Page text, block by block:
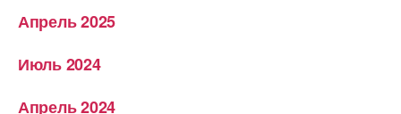
Апрель 2025
Июль 2024
Апрель 2024